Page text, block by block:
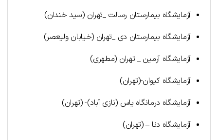
آزمایشگاه بیمارستان رسالت _تهران (سید خندان)
آزمایشگاه بیمارستان دی _تهران (خیابان ولیعصر)
آزمایشگاه آرمین _ تهران (مطهری)
آزمایشگاه کیوان-(تهران)
آزمایشگاه درمانگاه یاس (نازی آباد)- (تهران)
آزمایشگاه دنا – (تهران)